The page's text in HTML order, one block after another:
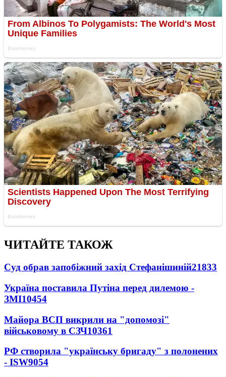
ЧИТАЙТЕ ТАКОЖ
Суд обрав запобіжний захід Стефанішиній21833
Україна поставила Путіна перед дилемою -
ЗМІ10454
Майора ВСП викрили на "допомозі"
військовому в СЗЧ10361
РФ створила "українську бригаду" з полонених
- ISW9054